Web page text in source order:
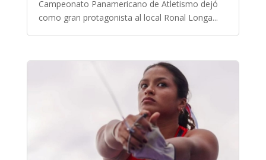
Campeonato Panamericano de Atletismo dejó
como gran protagonista al local Ronal Longa...